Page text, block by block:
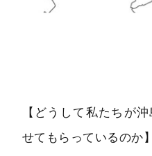
【どうして私たちが
せてもらっているのか】